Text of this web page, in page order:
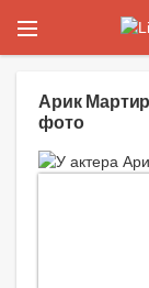
Арик
фото